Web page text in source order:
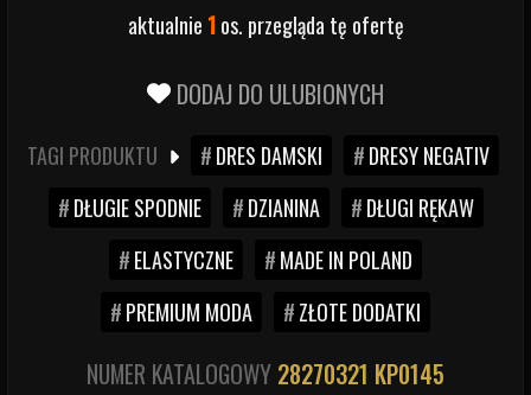
aktualnie 1os. przegląda tę ofertę
DODAJ DO ULUBIONYCH
TAGI PRODUKTU DRES DAMSKI
DRESY NEGATIV
DŁUGIE SPODNIE
DZIANINA
DŁUGI RĘKAW
ELASTYCZNE
MADE IN POLAND
PREMIUM MODA
ZŁOTE DODATKI
NUMER KATALOGOWY 28270321 KP0145